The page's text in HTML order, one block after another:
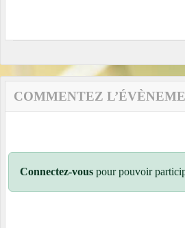
COMMENTEZ
Connectez-vous pour pouvoir